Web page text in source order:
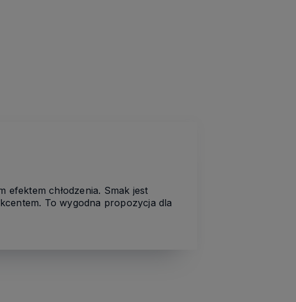
efektem chłodzenia. Smak jest
To wygodna propozycja dla